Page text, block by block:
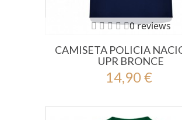
0 reviews
CAMISETA POLICIA
UPR BRONCE
14,90 €